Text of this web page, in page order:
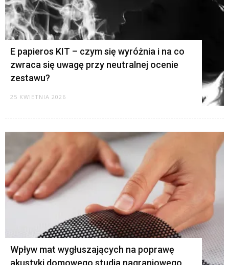
E papieros KIT – czym się wyróżnia i na co
zwraca się uwagę przy neutralnej ocenie
zestawu?
25 KWIETNIA 2026
Wpływ mat wygłuszających na poprawę
akustyki domowego studia nagraniowego